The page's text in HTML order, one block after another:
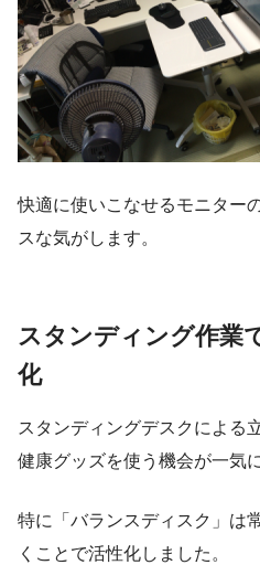
快適に使いこなせるモニター
スな気がします。
スタンディング作業
化
スタンディングデスクによる
健康グッズを使う機会が一気
特に「バランスディスク」は
くことで活性化しました。